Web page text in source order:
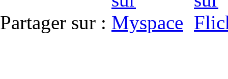
Partager sur :